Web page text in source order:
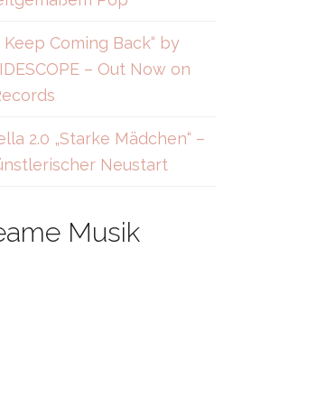
Keep Coming Back“ by
– Out Now on
2.0 „Starke Mädchen“ –
Neustart
Musik